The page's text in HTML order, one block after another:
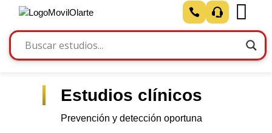
Estudios clínicos
Prevención y detección oportuna